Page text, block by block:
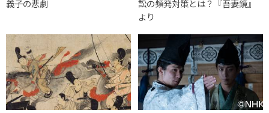
義子の悲劇
訟の頻発対策とは？『吾妻鏡』
より